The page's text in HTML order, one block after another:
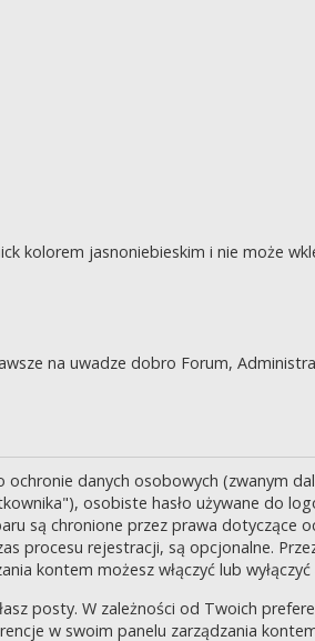
kolorem jasnoniebieskim i nie może
na uwadze dobro Forum,
danych osobowych (zwanym
osobiste hasło używane do
są chronione przez prawa dotyczące
procesu rejestracji, są opcjonalne.
kontem możesz włączyć lub
posty. W zależności od Twoich
w swoim panelu zarządzania